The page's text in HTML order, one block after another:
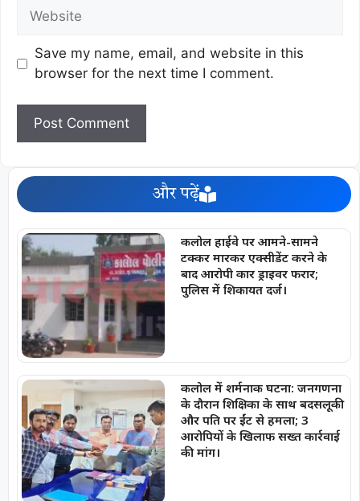
Save my name, email, and website in this
browser for the next time I comment.
और पढ़ें
कलोल हाईवे पर आमने-सामने
टक्कर मारकर एक्सीडेंट करने के
बाद आरोपी कार ड्राइवर फरार;
पुलिस में शिकायत दर्ज।
कलोल में शर्मनाक घटना: जनगणना
के दौरान शिक्षिका के साथ बदसलूकी
और पति पर ईंट से हमला; 3
आरोपियों के खिलाफ सख्त कार्रवाई
की मांग।